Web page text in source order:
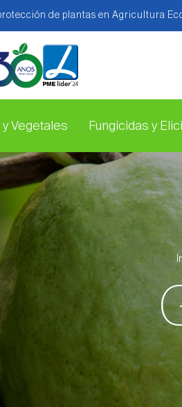
de plantas en Agricultura
Vegetales Fungicidas y